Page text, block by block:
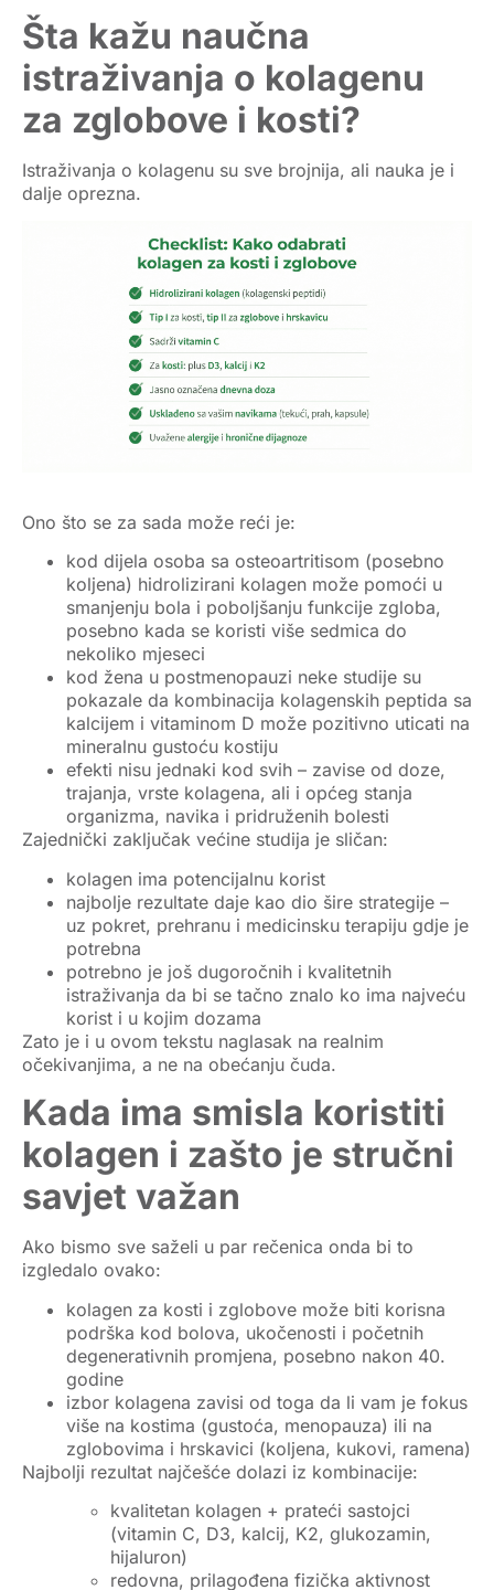
Šta kažu naučna
istraživanja o kolagenu
za zglobove i kosti?
Istraživanja o kolagenu su sve brojnija, ali nauka je i
dalje oprezna.
Ono što se za sada može reći je:
kod dijela osoba sa osteoartritisom (posebno
koljena) hidrolizirani kolagen može pomoći u
smanjenju bola i poboljšanju funkcije zgloba,
posebno kada se koristi više sedmica do
nekoliko mjeseci
kod žena u postmenopauzi neke studije su
pokazale da kombinacija kolagenskih peptida sa
kalcijem i vitaminom D može pozitivno uticati na
mineralnu gustoću kostiju
efekti nisu jednaki kod svih – zavise od doze,
trajanja, vrste kolagena, ali i općeg stanja
organizma, navika i pridruženih bolesti
Zajednički zaključak većine studija je sličan:
kolagen ima potencijalnu korist
najbolje rezultate daje kao dio šire strategije –
uz pokret, prehranu i medicinsku terapiju gdje je
potrebna
potrebno je još dugoročnih i kvalitetnih
istraživanja da bi se tačno znalo ko ima najveću
korist i u kojim dozama
Zato je i u ovom tekstu naglasak na realnim
očekivanjima, a ne na obećanju čuda.
Kada ima smisla koristiti
kolagen i zašto je stručni
savjet važan
Ako bismo sve saželi u par rečenica onda bi to
izgledalo ovako:
kolagen za kosti i zglobove može biti korisna
podrška kod bolova, ukočenosti i početnih
degenerativnih promjena, posebno nakon 40.
godine
izbor kolagena zavisi od toga da li vam je fokus
više na kostima (gustoća, menopauza) ili na
zglobovima i hrskavici (koljena, kukovi, ramena)
Najbolji rezultat najčešće dolazi iz kombinacije:
kvalitetan kolagen + prateći sastojci
(vitamin C, D3, kalcij, K2, glukozamin,
hijaluron)
redovna, prilagođena fizička aktivnost